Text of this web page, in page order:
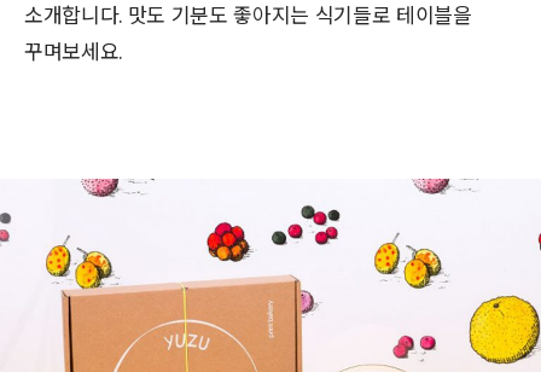
소개합니다. 맛도 기분도 좋아지는 식기들로 테이블을
꾸며보세요.